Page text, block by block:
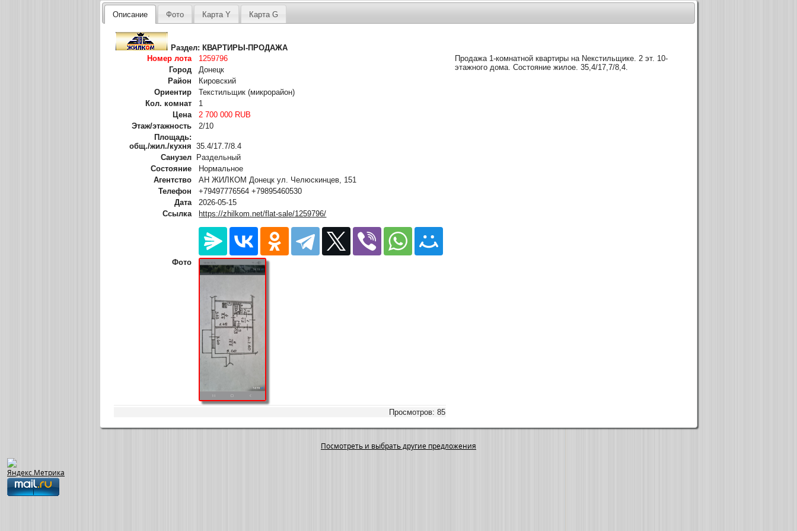
Описание Фото Карта Y Карта G
Раздел:КВАРТИРЫ-ПРОДАЖА
Номер лота
1259796
Город
Донецк
Район
Кировский
Ориентир
Текстильщик (микрорайон)
Кол. комнат
1
Цена
2 700 000 RUB
Этаж/этажность
2/10
Площадь:
общ./жил./кухня
35.4/17.7/8.4
Санузел Раздельный
Состояние
Нормальное
Агентство
АН ЖИЛКОМ Донецк ул. Челюскинцев, 151
Телефон
+79497776564 +79895460530
Дата
2026-05-15
Ссылка
https://zhilkom.net/flat-sale/1259796/
Фото
Просмотров: 85
Продажа 1-комнатной квартиры на Nекстильщике. 2 эт. 10-
этажного дома. Состояние жилое. 35,4/17,7/8,4.
Посмотреть и выбрать другие предложения